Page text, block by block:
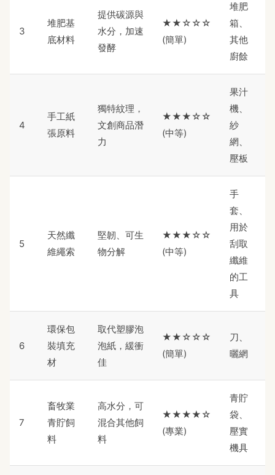
3
堆肥基
底材料
提供碳源與
水分，加速
發酵
★★☆☆☆
(簡單)
堆肥
箱、
其他
廚餘
4
手工紙
張原料
獨特紋理，
文創商品潛
力
★★★☆☆
(中等)
果汁
機、
紗
網、
壓板
5
天然纖
維繩索
堅韌、可生
物分解
★★★☆☆
(中等)
手
套、
用於
刮取
纖維
的工
具
6
環保包
裝填充
材
取代塑膠泡
泡紙，緩衝
佳
★★☆☆☆
(簡單)
刀、
曬網
7
畜牧業
青貯飼
料
高水分，可
混合其他飼
料
★★★★☆
(專業)
青貯
袋、
壓實
機具